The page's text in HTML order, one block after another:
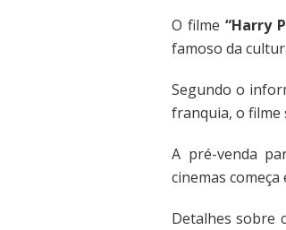
O filme“Harry
famoso da
Segundo o
franquia, o filme
A pré-venda
cinemas começa
Detalhes sobre